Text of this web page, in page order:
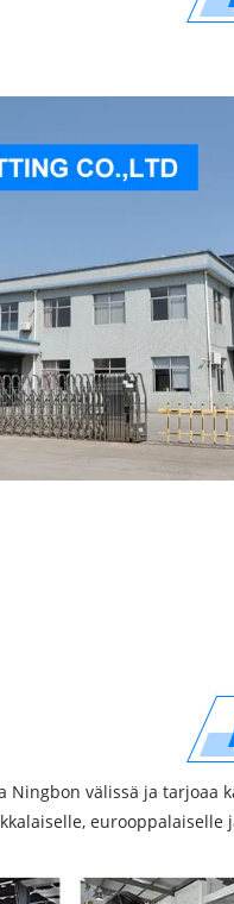
Ningbon välissä ja
eurooppalaiselle